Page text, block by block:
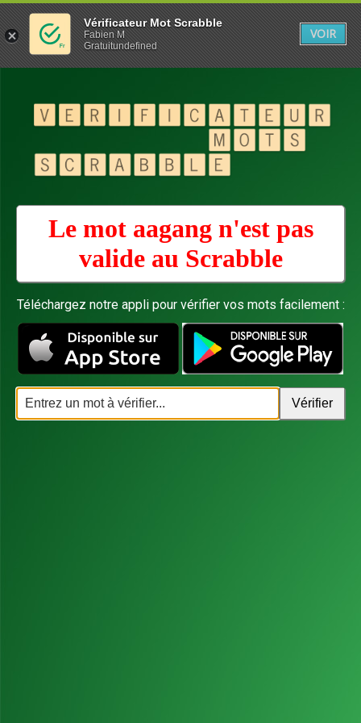
Le mot aagang n'est pas
valide au Scrabble
Téléchargez notre appli pour vérifier vos mots facilement :
Vérificateur Mot Scrabble
Fabien M
Gratuitundefined
VOIR